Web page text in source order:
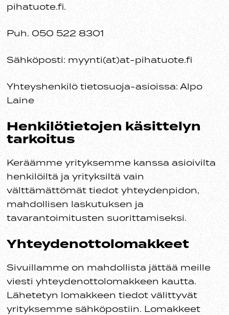
pihatuote.fi.
Puh. 050 522 8301
Sähköposti: myynti(at)at-pihatuote.fi
Yhteyshenkilö tietosuoja-asioissa: Alpo
Laine
Henkilötietojen käsittelyn
tarkoitus
Keräämme yrityksemme kanssa asioivilta
henkilöiltä ja yrityksiltä vain
välttämättömät tiedot yhteydenpidon,
mahdollisen laskutuksen ja
tavarantoimitusten suorittamiseksi.
Yhteydenottolomakkeet
Sivuillamme on mahdollista jättää meille
viesti yhteydenottolomakkeen kautta.
Lähetetyn lomakkeen tiedot välittyvät
yrityksemme sähköpostiin. Lomakkeet